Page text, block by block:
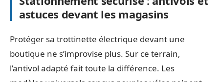
astuces devant les magasins
Protéger sa trottinette électrique devant une
boutique ne s’improvise plus. Sur ce terrain,
l’antivol adapté fait toute la différence. Les